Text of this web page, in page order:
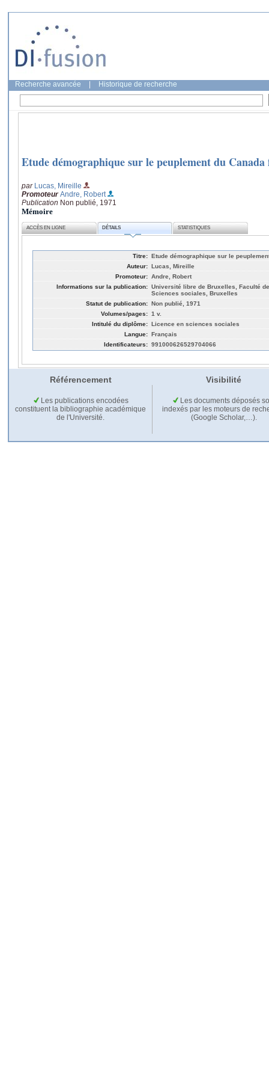
Recherche avancée Historique de recherche
Etude démographique sur le peuplement du
par Lucas, Mireille
Promoteur Andre, Robert
Publication Non publié, 1971
Mémoire
ACCÈS EN LIGNE DÉTAILS STATISTIQUES
Titre: Etude démographique sur le
Auteur: Lucas, Mireille
Promoteur: Andre, Robert
Informations sur la publication: Université libre de Bruxelles, Faculté
Sciences sociales, Bruxelles
Statut de publication: Non publié, 1971
Volumes/pages: 1 v.
Intitulé du diplôme: Licence en sciences sociales
Langue: Français
Identificateurs: 991000626529704066
Référencement Visibilité
Les publications encodées
constituent la bibliographie académique
de l'Université.
Les documents déposés
indexés par les moteurs de
(Google Scholar,…).